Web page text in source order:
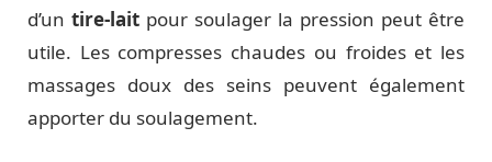
d’un tire-lait pour soulager la pression peut être
utile. Les compresses chaudes ou froides et les
massages doux des seins peuvent également
apporter du soulagement.